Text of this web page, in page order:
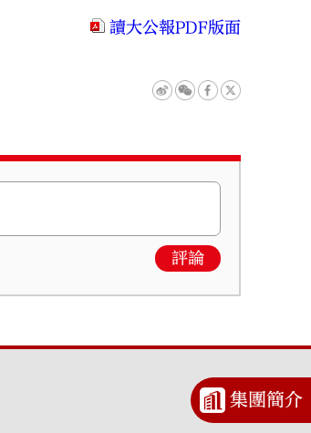
讀大公報PDF版面
評論
集團簡介